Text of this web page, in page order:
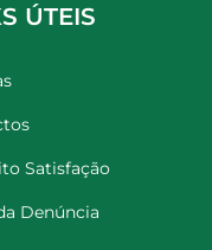
ÚTEIS
Satisfação
Denúncia